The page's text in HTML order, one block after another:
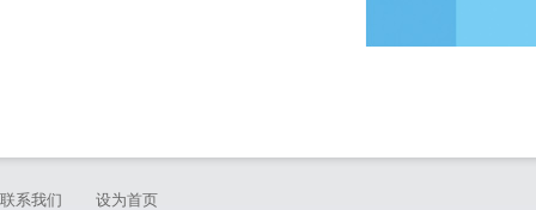
联系我们
设为首页